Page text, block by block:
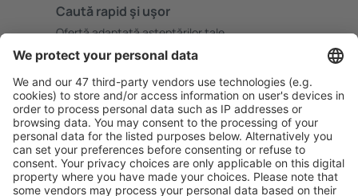
Caută rapid şi uşor
Ofertă adaptată aşteptărilor tale.
Planifică ȋn siguranţă
Rezervare fără griji cu opțiune gratuită de anulare.
Economiseşte mai mult
Prețuri atractive și oferte speciale pentru utilizatorii
conectați.